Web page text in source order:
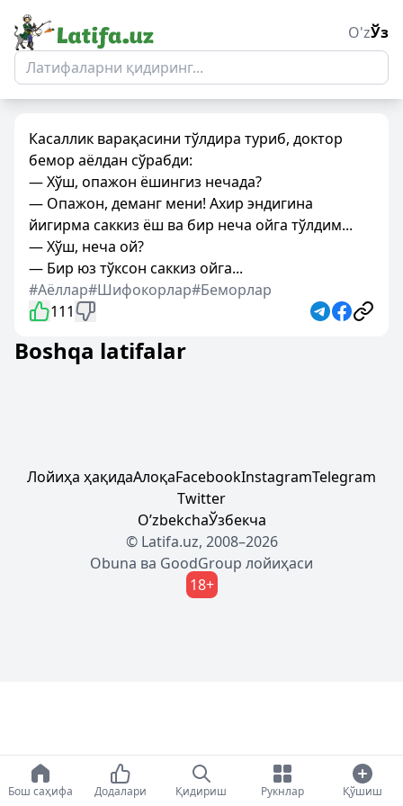
O'zЎз
Касаллик варақасини тўлдира туриб, доктор
бемор аёлдан сўрабди:
— Хўш, опажон ёшингиз нечада?
— Опажон, деманг мени! Ахир эндигина
йигирма саккиз ёш ва бир неча ойга тўлдим...
— Хўш, неча ой?
— Бир юз тўксон саккиз ойга...
#Аёллар#Шифокорлар#Беморлар
111
Boshqa latifalar
Лойиҳа ҳақидаАлоқаFacebookInstagramTelegram
Twitter
OʼzbekchaЎзбекча
© Latifa.uz, 2008–2026
Obuna ва GoodGroup лойиҳаси
18+
Бош саҳифа Додалари Қидириш Рукнлар Қўшиш